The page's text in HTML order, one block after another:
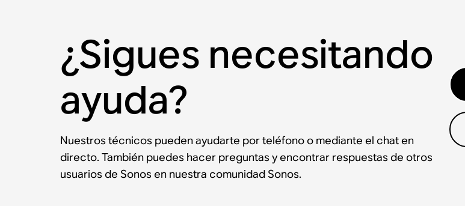
¿Sigues necesitando
ayuda?
Nuestros técnicos pueden ayudarte por teléfono o mediante el chat en
directo. También puedes hacer preguntas y encontrar respuestas de otros
usuarios de Sonos en nuestra comunidad Sonos.